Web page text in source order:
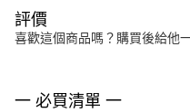
評價
喜歡這個商品嗎？購買後給他
一 必買清單 一